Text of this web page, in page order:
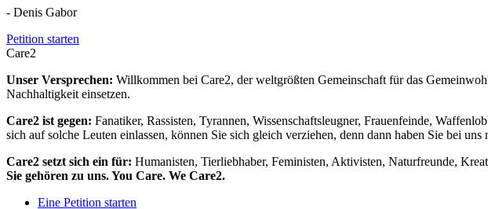
- Denis Gabor
Petition starten
Care2
Unser Versprechen: Willkommen bei Care2, der weltgrößten Gemeinschaft für das
Nachhaltigkeit einsetzen.
Care2 ist gegen: Fanatiker, Rassisten, Tyrannen, Wissenschaftsleugner, Frauenfeinde,
sich auf solche Leuten einlassen, können Sie sich gleich verziehen, denn dann haben Sie bei uns
Care2 setzt sich ein für: Humanisten, Tierliebhaber, Feministen, Aktivisten, Naturfreunde,
Sie gehören zu uns. You Care. We Care2.
Eine Petition starten